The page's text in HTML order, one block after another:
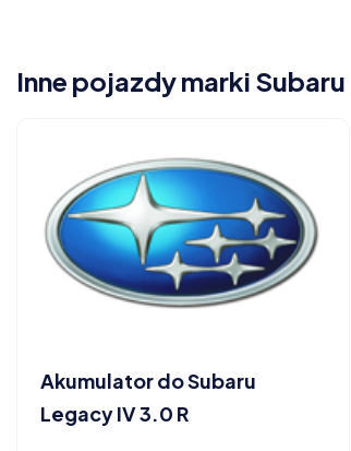
Inne pojazdy marki Subaru
Akumulator do Subaru
Legacy IV 3.0 R